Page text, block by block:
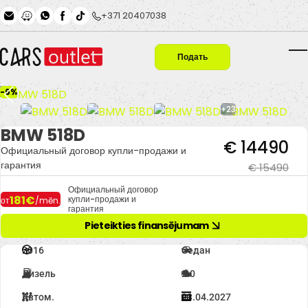
Skip to main content+371 20407038
Подать
заявку
-6%
+23
BMW 518D
Официальный договор купли-продажи и
гарантия
€ 15490
€ 14490
от181€/mēn.
Официальный договор
купли-продажи и
гарантия
Pieteikties finansējumam
2016 Седан
Дизель 2.0
Автом. 23.04.2027